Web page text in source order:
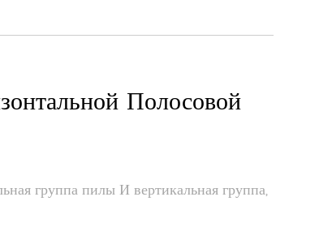
Полосовой
группа пилы И вертикальная группа,